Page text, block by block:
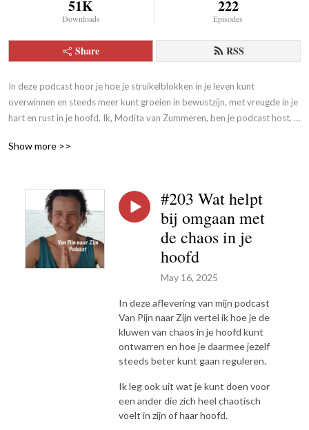
51K
Downloads
222
Episodes
Share RSS
In deze podcast hoor je hoe je struikelblokken in je leven kunt
overwinnen en steeds meer kunt groeien in bewustzijn, met vreugde in je
hart en rust in je hoofd. Ik, Modita van Zummeren, ben je podcast host.
Show more >>
#203 Wat helpt
bij omgaan met
de chaos in je
hoofd
May 16, 2025
In deze aflevering van mijn podcast
Van Pijn naar Zijn vertel ik hoe je de
kluwen van chaos in je hoofd kunt
ontwarren en hoe je daarmee jezelf
steeds beter kunt gaan reguleren.
Ik leg ook uit wat je kunt doen voor
een ander die zich heel chaotisch
voelt in zijn of haar hoofd.